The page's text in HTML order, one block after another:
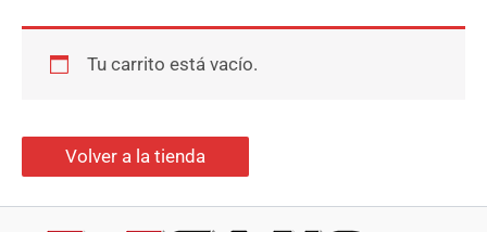
Tu carrito está vacío.
Volver a la tienda